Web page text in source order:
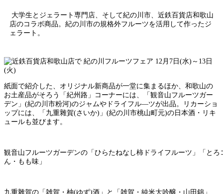
大学生とジェラート専門店、そして紀の川市、近鉄百貨店和歌山
店のコラボ商品。紀の川市の規格外フルーツを活用して作ったジ
ェラート。
紙面で紹介した、オリジナル新商品が一堂に集まるほか、和歌山の
お土産品がそろう「紀州路」コーナーには、「観音山フルーツガー
デン」(紀の川市粉河)のジャムやドライフル―ツが出品。リカーショ
ップには、「九重雜賀(さいか)」(紀の川市桃山町元)の日本酒・リキ
ュールも並びます。
観音山フルーツガーデンの「ひらたねなし柿ドライフルーツ」「と
ん・もも味」
九重雜賀の「雑賀・柚(ゆず)酒」と「雑賀・純米大吟醸・山田錦」